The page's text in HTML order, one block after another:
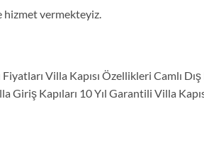
hizmet vermekteyiz.
Villa Kapısı Özellikleri Camlı
Giriş Kapıları 10 Yıl Garantili Villa